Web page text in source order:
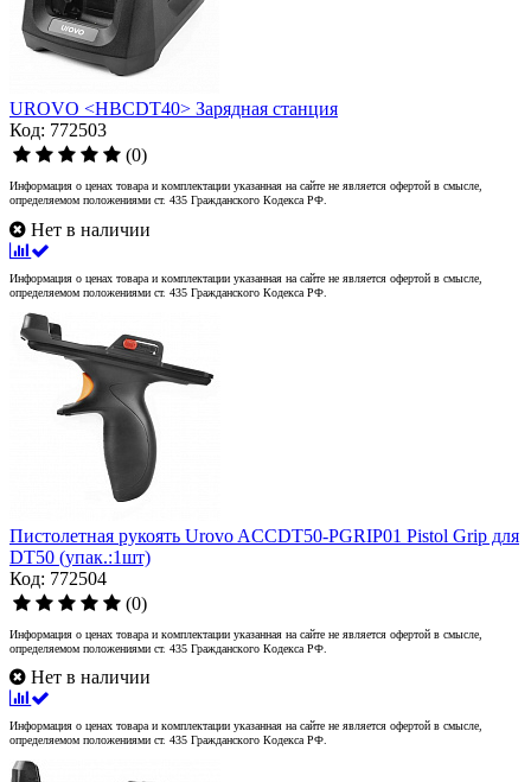
UROVO <HBCDT40> Зарядная станция
Код: 772503
(0)
Информация о ценах товара и комплектации указанная на сайте не является офертой в смысле,
определяемом положениями ст. 435 Гражданского Кодекса РФ.
Нет в наличии
Информация о ценах товара и комплектации указанная на сайте не является офертой в смысле,
определяемом положениями ст. 435 Гражданского Кодекса РФ.
Пистолетная рукоять Urovo ACCDT50-PGRIP01 Pistol Grip для
DT50 (упак.:1шт)
Код: 772504
(0)
Информация о ценах товара и комплектации указанная на сайте не является офертой в смысле,
определяемом положениями ст. 435 Гражданского Кодекса РФ.
Нет в наличии
Информация о ценах товара и комплектации указанная на сайте не является офертой в смысле,
определяемом положениями ст. 435 Гражданского Кодекса РФ.